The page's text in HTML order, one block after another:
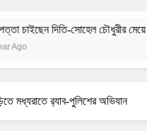
দিতি-সোহেল চৌধুরীর মেয়ে লামিয়া
মধ্যরাতে র‌্যাব-পুলিশের অভিযান